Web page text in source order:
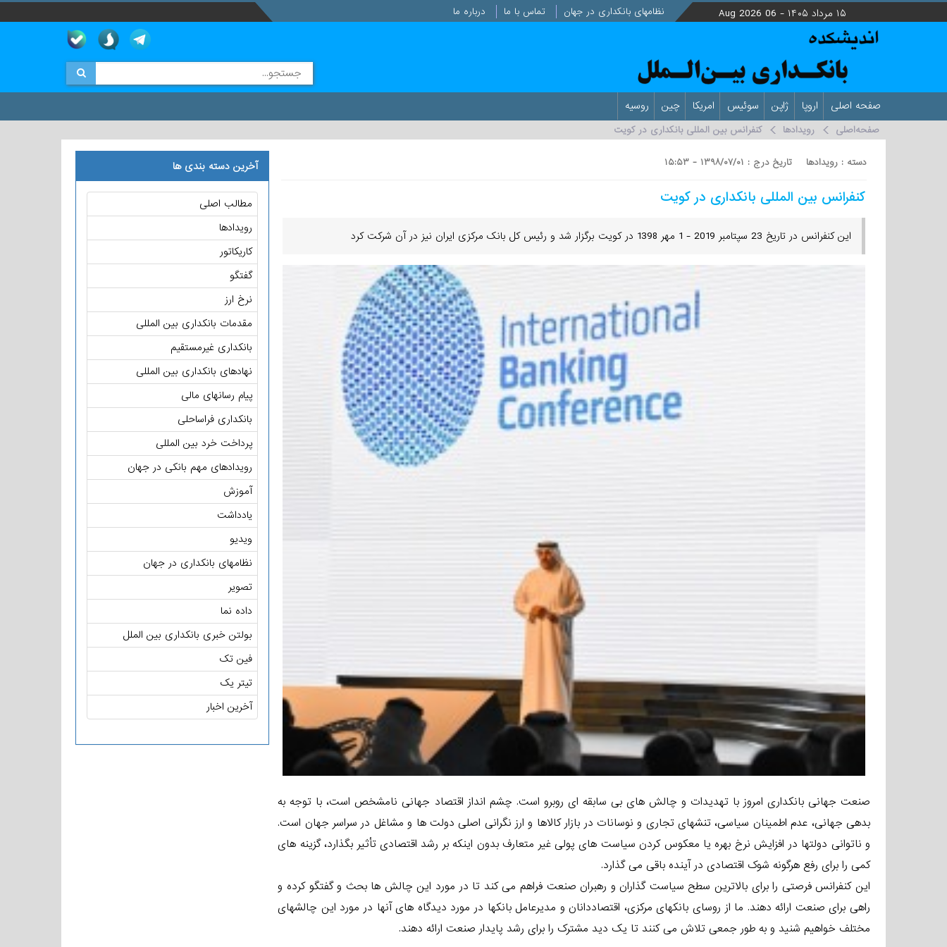
۱۵ مرداد ۱۴۰۵ - 06 Aug 2026 نظامهای بانکداری در جهان تماس با ما درباره ما
صفحه اصلی اروپا ژاپن سوئیس امریکا چین روسیه
صفحه‌اصلی رویدادها کنفرانس بین المللی بانکداری در کویت
دسته : رویدادها تاریخ درج : ۱۳۹۸/۰۷/۰۱ - ۱۵:۵۳
کنفرانس بین المللی بانکداری در کویت
این کنفرانس در تاریخ 23 سپتامبر 2019 - 1 مهر 1398 در کویت برگزار شد و رئیس کل بانک مرکزی ایران نیز در آن شرکت کرد
صنعت جهانی بانکداری امروز با تهدیدات و چالش های بی سابقه ای روبرو است. چشم انداز اقتصاد جهانی نامشخص است، با توجه به
بدهی جهانی، عدم اطمینان سیاسی، تنشهای تجاری و نوسانات در بازار کالاها و ارز نگرانی اصلی دولت ها و مشاغل در سراسر جهان است.
و ناتوانی دولتها در افزایش نرخ بهره یا معکوس کردن سیاست های پولی غیر متعارف بدون اینکه بر رشد اقتصادی تأثیر بگذارد، گزینه های
کمی را برای رفع هرگونه شوک اقتصادی در آینده باقی می گذارد.
این کنفرانس فرصتی را برای بالاترین سطح سیاست گذاران و رهبران صنعت فراهم می کند تا در مورد این چالش ها بحث و گفتگو کرده و
راهی برای صنعت ارائه دهند. ما از روسای بانکهای مرکزی، اقتصاددانان و مدیرعامل بانکها در مورد دیدگاه های آنها در مورد این چالشهای
مختلف خواهیم شنید و به طور جمعی تلاش می کنند تا یک دید مشترک را برای رشد پایدار صنعت ارائه دهند.
آخرین دسته بندی ها
مطالب اصلی
رویدادها
کاریکاتور
گفتگو
نرخ ارز
مقدمات بانکداری بین المللی
بانکداری غیرمستقیم
نهادهای بانکداری بین المللی
پیام رسانهای مالی
بانکداری فراساحلی
پرداخت خرد بین المللی
رویدادهای مهم بانکی در جهان
آموزش
یادداشت
ویدیو
نظامهای بانکداری در جهان
تصویر
داده نما
بولتن خبری بانکداری بین الملل
فین تک
تیتر یک
آخرین اخبار